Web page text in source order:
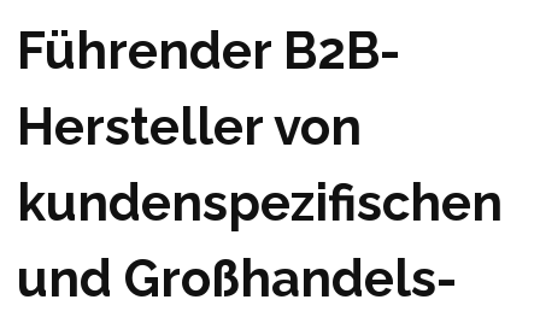
Führender B2B-
Hersteller von
kundenspezifischen
und Großhandels-